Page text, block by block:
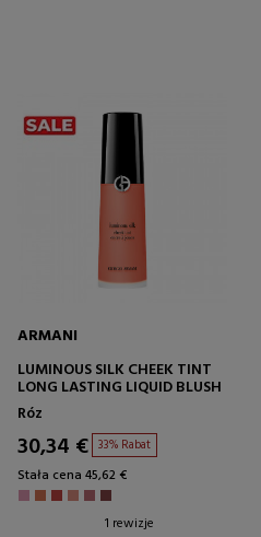
ARMANI
LUMINOUS SILK CHEEK TINT
LONG LASTING LIQUID BLUSH
Róz
30,34 € 33% Rabat
Stała cena 45,62 €
1 rewizje